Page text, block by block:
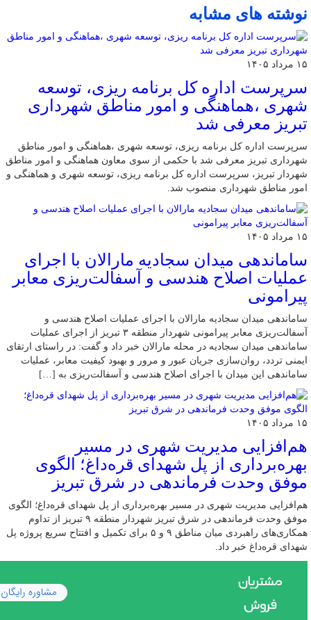
نوشته های مشابه
۱۵ مرداد ۱۴۰۵
سرپرست اداره کل برنامه ریزی، توسعه
شهری ،هماهنگی و امور مناطق شهرداری
تبریز معرفی شد
سرپرست اداره کل برنامه ریزی، توسعه شهری ،هماهنگی و امور مناطق
شهرداری تبریز معرفی شد با حکمی از سوی معاون هماهنگی و امور مناطق
شهردار تبریز، سرپرست اداره کل برنامه ریزی، توسعه شهری و هماهنگی و
امور مناطق شهرداری منصوب شد.
۱۵ مرداد ۱۴۰۵
ساماندهی میدان سجادیه مارالان با اجرای
عملیات اصلاح هندسی و آسفالت‌ریزی معابر
پیرامونی
ساماندهی میدان سجادیه مارالان با اجرای عملیات اصلاح هندسی و
آسفالت‌ریزی معابر پیرامونی شهردار منطقه ۳ تبریز از اجرای عملیات
ساماندهی میدان سجادیه در محله مارالان خبر داد و گفت: در راستای ارتقای
ایمنی تردد، روان‌سازی جریان عبور و مرور و بهبود کیفیت معابر، عملیات
ساماندهی این میدان با اجرای اصلاح هندسی و آسفالت‌ریزی به […]
۱۵ مرداد ۱۴۰۵
هم‌افزایی مدیریت شهری در مسیر
بهره‌برداری از پل شهدای قره‌داغ؛ الگوی
موفق وحدت فرماندهی در شرق تبریز
هم‌افزایی مدیریت شهری در مسیر بهره‌برداری از پل شهدای قره‌داغ؛ الگوی
موفق وحدت فرماندهی در شرق تبریز شهردار منطقه ۹ تبریز از تداوم
همکاری‌های راهبردی میان مناطق ۹ و ۵ برای تکمیل و افتتاح سریع پروژه پل
شهدای قره‌داغ خبر داد.